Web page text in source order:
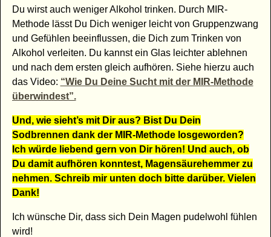
Du wirst auch weniger Alkohol trinken. Durch MIR-
Methode lässt Du Dich weniger leicht von Gruppenzwang
und Gefühlen beeinflussen, die Dich zum Trinken von
Alkohol verleiten. Du kannst ein Glas leichter ablehnen
und nach dem ersten gleich aufhören. Siehe hierzu auch
das Video: “Wie Du Deine Sucht mit der MIR-Methode
überwindest”.
Und, wie sieht’s mit Dir aus? Bist Du Dein
Sodbrennen dank der MIR-Methode losgeworden?
Ich würde liebend gern von Dir hören! Und auch, ob
Du damit aufhören konntest, Magensäurehemmer zu
nehmen. Schreib mir unten doch bitte darüber. Vielen
Dank!
Ich wünsche Dir, dass sich Dein Magen pudelwohl fühlen
wird!